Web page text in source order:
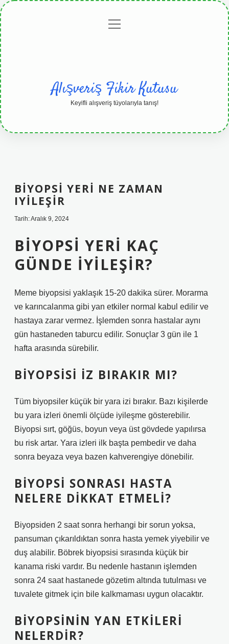
Gizlilikmenüyü
Alışveriş Fikir Kutusu
Keyifli alışveriş tüyolarıyla tanış!
BIYOPSI YERI NE ZAMAN
IYILEŞIR
Tarih: Aralık 9, 2024
BIYOPSI YERI KAÇ
GÜNDE IYILEŞIR?
Meme biyopsisi yaklaşık 15-20 dakika sürer. Morarma
ve karıncalanma gibi yan etkiler normal kabul edilir ve
hastaya zarar vermez. İşlemden sonra hastalar aynı
gün hastaneden taburcu edilir. Sonuçlar 3 gün ile 1
hafta arasında sürebilir.
BIYOPSISI IZ BIRAKIR MI?
Tüm biyopsiler küçük bir yara izi bırakır. Bazı kişilerde
bu yara izleri önemli ölçüde iyileşme gösterebilir.
Biyopsi sırt, göğüs, boyun veya üst gövdede yapılırsa
bu risk artar. Yara izleri ilk başta pembedir ve daha
sonra beyaza veya bazen kahverengiye dönebilir.
BIYOPSI SONRASI HASTA
NELERE DIKKAT ETMELI?
Biyopsiden 2 saat sonra herhangi bir sorun yoksa,
pansuman çıkarıldıktan sonra hasta yemek yiyebilir ve
duş alabilir. Böbrek biyopsisi sırasında küçük bir
kanama riski vardır. Bu nedenle hastanın işlemden
sonra 24 saat hastanede gözetim altında tutulması ve
tuvalete gitmek için bile kalkmaması uygun olacaktır.
BIYOPSININ YAN ETKILERI
NELERDIR?